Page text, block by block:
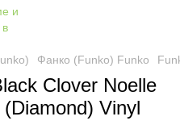
Фанко (Funko) Funko
Clover Noelle
Vinyl